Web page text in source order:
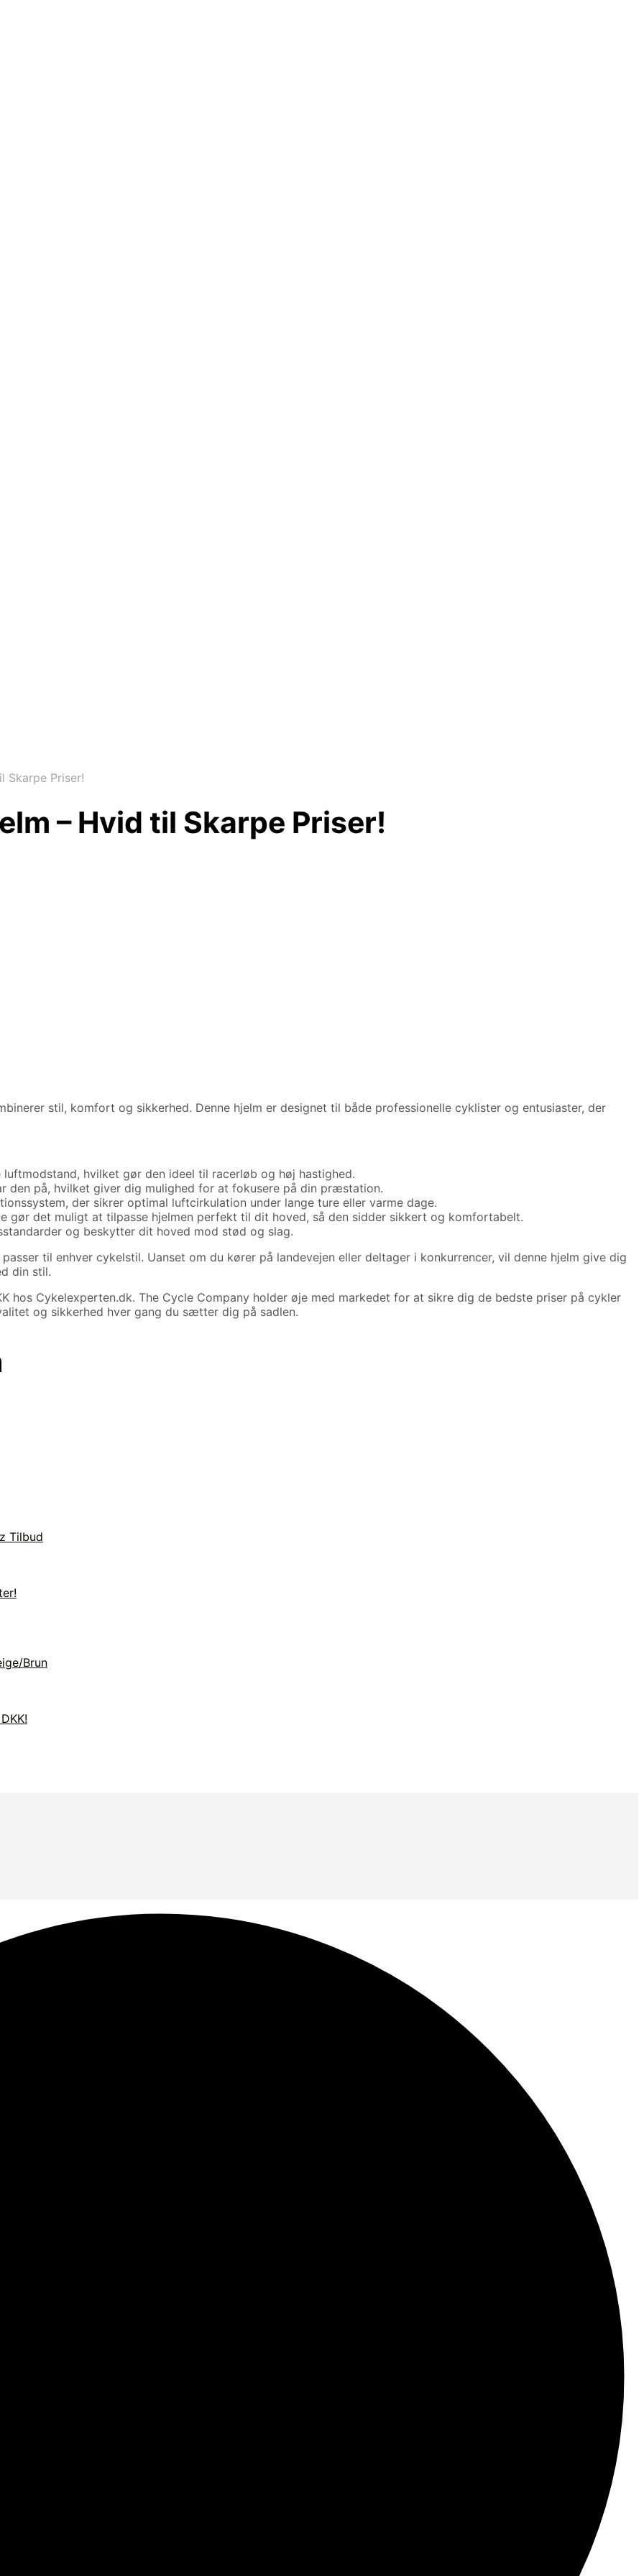
Skarpe Priser!
– Hvid til Skarpe Priser!
stil, komfort og sikkerhed. Denne hjelm er designet til både professionelle cyklister og entusiaster, der
hvilket gør den ideel til racerløb og høj hastighed.
på, hvilket giver dig mulighed for at fokusere på din præstation.
der sikrer optimal luftcirkulation under lange ture eller varme dage.
gør det muligt at tilpasse hjelmen perfekt til dit hoved, så den sidder sikkert og komfortabelt.
og beskytter dit hoved mod stød og slag.
til enhver cykelstil. Uanset om du kører på landevejen eller deltager i konkurrencer, vil denne hjelm give dig
din stil.
hos Cykelexperten.dk. The Cycle Company holder øje med markedet for at sikre dig de bedste priser på cykler
og sikkerhed hver gang du sætter dig på sadlen.